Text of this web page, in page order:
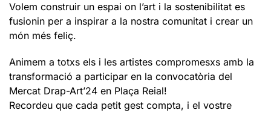
Volem construir un espai on l’art i la sostenibilitat es
fusionin per a inspirar a la nostra comunitat i crear un
món més feliç.
Animem a totxs els i les artistes compromesxs amb la
transformació a participar en la convocatòria del
Mercat Drap-Art’24 en Plaça Reial!
Recordeu que cada petit gest compta, i el vostre